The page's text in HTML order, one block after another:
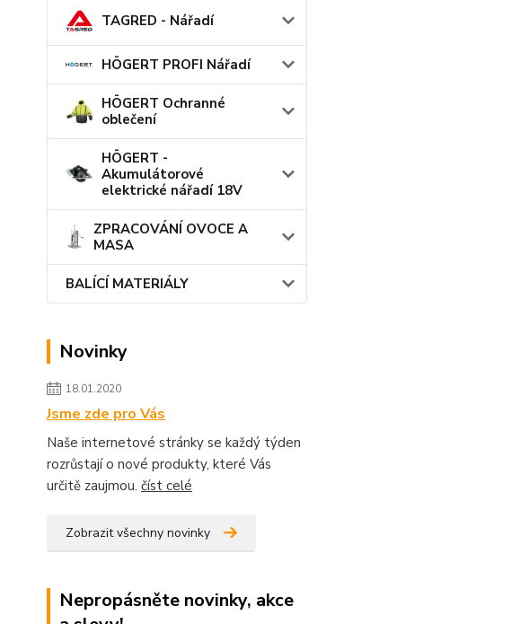
TAGRED - Nářadí
HÖGERT PROFI Nářadí
HÖGERT Ochranné
oblečení
HÖGERT -
Akumulátorové
elektrické nářadí 18V
ZPRACOVÁNÍ OVOCE A
MASA
BALÍCÍ MATERIÁLY
Novinky
18.01.2020
Jsme zde pro Vás
Naše internetové stránky se každý týden
rozrůstají o nové produkty, které Vás
určitě zaujmou. číst celé
Zobrazit všechny novinky
Nepropásněte novinky, akce